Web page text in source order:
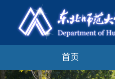
首页